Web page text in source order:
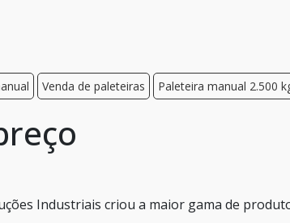
Venda de paleteiras Paleteira manual 2.500
Industriais criou a maior gama de